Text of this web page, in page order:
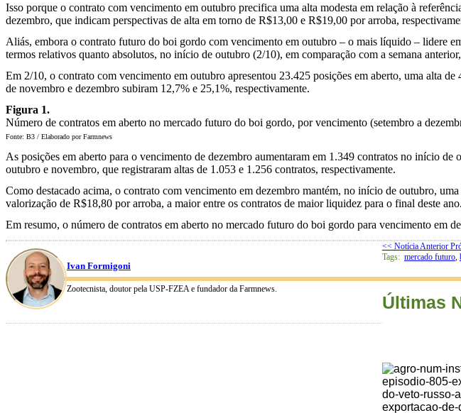
Isso porque o contrato com vencimento em outubro precifica uma alta modesta em relação à
dezembro, que indicam perspectivas de alta em torno de R$13,00 e R$19,00 por arroba,
Aliás, embora o contrato futuro do boi gordo com vencimento em outubro – o mais líquido – lidere
termos relativos quanto absolutos, no início de outubro (2/10), em comparação com a semana
Em 2/10, o contrato com vencimento em outubro apresentou 23.425 posições em aberto, uma alta
de novembro e dezembro subiram 12,7% e 25,1%, respectivamente.
Figura 1.
Número de contratos em aberto no mercado futuro do boi gordo, por vencimento (setembro a
Fonte: B3 / Elaborado por Farmnews
As posições em aberto para o vencimento de dezembro aumentaram em 1.349 contratos no início
outubro e novembro, que registraram altas de 1.053 e 1.256 contratos, respectivamente.
Como destacado acima, o contrato com vencimento em dezembro mantém, no início de outubro,
valorização de R$18,80 por arroba, a maior entre os contratos de maior liquidez para o final deste ano.
Em resumo, o número de contratos em aberto no mercado futuro do boi gordo para vencimento em
Ivan Formigoni
Zootecnista, doutor pela USP-FZEA e fundador da Farmnews.
<< Notícia Anterior
Tags: mercado futuro,
Últimas